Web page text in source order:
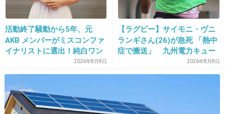
16. 匿名2013/04/26(金) 03:50:35
＞８
活動終了騒動から5年、元
AKB メンバーがミスコンファ
イナリストに選出！純白ワン
2026年8月8日
【ラグビー】サイモニ・ヴニ
ランギさん(26)が急死 「熱中
症で搬送」 九州電力キュー
デンヴォルテクスで練習中
2026年8月8日